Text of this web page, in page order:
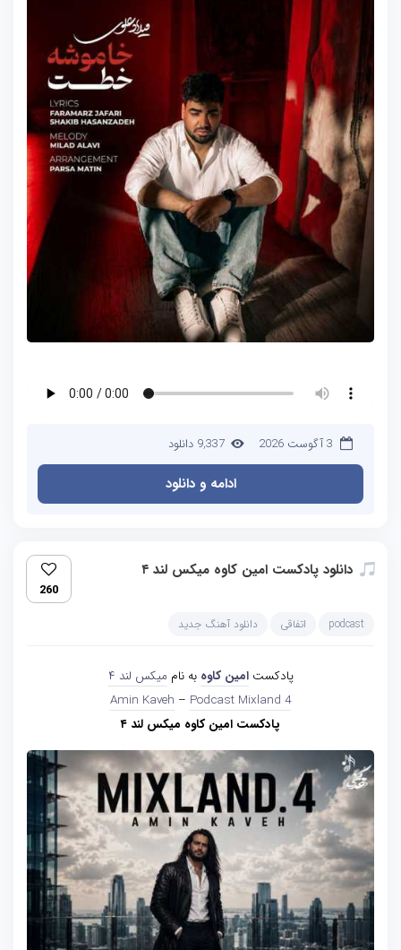
3 آگوست 2026 9,337 دانلود
ادامه و دانلود
دانلود پادکست امین کاوه میکس لند ۴
260
podcast اتفاقی دانلود آهنگ جدید
پادکستامین کاوه به نام میکس لند ۴
Amin Kaveh – Podcast Mixland 4
پادکست امین کاوه میکس لند ۴